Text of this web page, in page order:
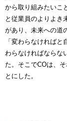
から取り組みたいこ
と従業員のよりよき
があり、未来への道
「変わらなければ
わらなければならな
た。そこでCOは、
とにした。